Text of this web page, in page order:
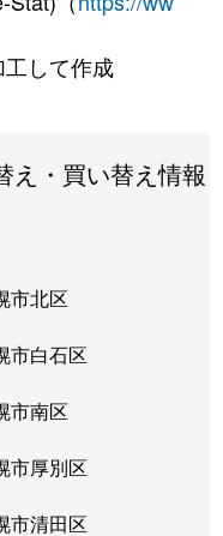
工して作成
え・買い替え情報
市北区
市白石区
市南区
市厚別区
市清田区